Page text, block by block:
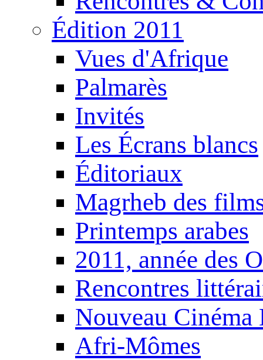
Édition 2011
Vues d'Afrique
Palmarès
Invités
Les Écrans blancs
Éditoriaux
Magrheb des
Printemps arabes
2011, année des
Rencontres
Nouveau Cinéma
Afri-Mômes